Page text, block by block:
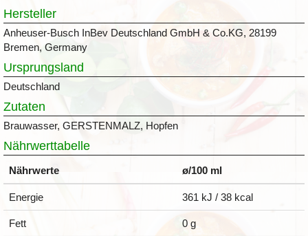
Hersteller
Anheuser-Busch InBev Deutschland GmbH & Co.KG, 28199
Bremen, Germany
Ursprungsland
Deutschland
Zutaten
Brauwasser, GERSTENMALZ, Hopfen
Nährwerttabelle
Nährwerte ø/100 ml
Energie 361 kJ / 38 kcal
Fett 0 g